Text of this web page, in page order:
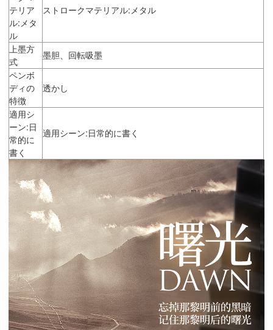
テリア
ル:メタ
ル
ストロークマテリアル:メタル
上墨方
式
墨胆、回転吸墨
ペンボ
ディの
特徴
透かし
適用シ
ーン:日
常的に
書く
適用シーン:日常的に書く